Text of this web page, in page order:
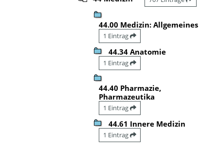
44.00 Medizin: Allgemeines
1 Eintrag
44.34 Anatomie
1 Eintrag
44.40 Pharmazie,
Pharmazeutika
1 Eintrag
44.61 Innere Medizin
1 Eintrag